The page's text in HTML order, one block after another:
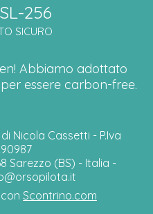
256
SICURO
Abbiamo adottato
essere carbon-free.
Nicola Cassetti - P.Iva
Sarezzo (BS) - Italia -
Scontrino.com